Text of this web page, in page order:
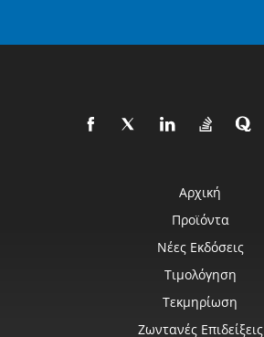
Αρχική
Προϊόντα
Νέες Εκδόσεις
Τιμολόγηση
Τεκμηρίωση
Ζωντανές Επιδείξεις